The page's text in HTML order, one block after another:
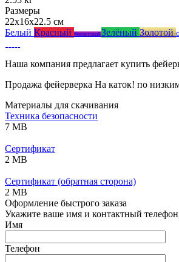
Размеры
22x16x22.5 см
Белый Красный Фиолетовый Зелёный Золотой
Наша компания предлагает купить
Продажа фейерверка На каток! по
Материалы для скачивания
Техника безопасности
7 MB
Сертификат
2 MB
Сертификат (обратная сторона)
2 MB
Оформление быстрого заказа
Укажите ваше имя и контактный
Имя
Телефон